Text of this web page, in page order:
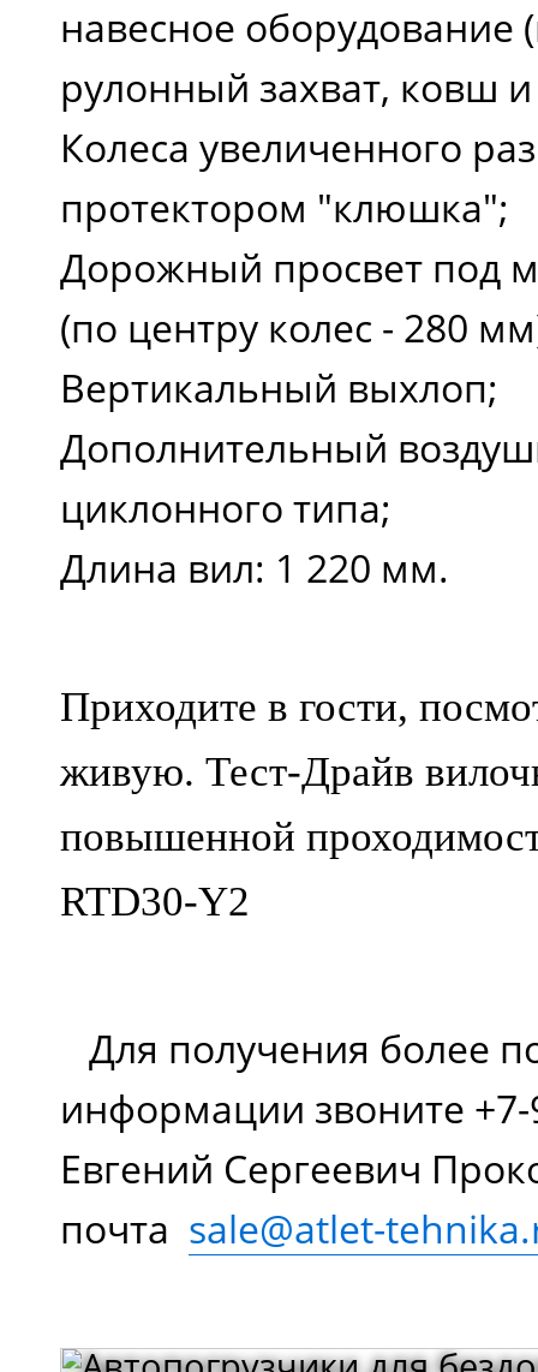
навесное оборудование
рулонный захват, ковш и
Колеса увеличенного
протектором "клюшка";
Дорожный просвет под
(по центру колес - 280
Вертикальный выхлоп;
Дополнительный
циклонного типа;
Длина вил: 1 220 мм.
Приходите в гости,
живую. Тест-Драйв
повышенной
RTD30-Y2
Для получения более
информации звоните +7-
Евгений Сергеевич
почта sale@atlet-